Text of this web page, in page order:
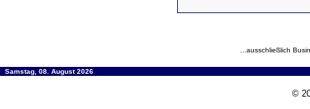
...ausschließlich
Samstag, 08. August 2026
©